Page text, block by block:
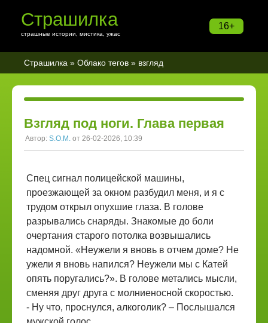
16+
Страшилка
страшные истории, мистика, ужас
Страшилка » Облако тегов » взгляд
Взгляд под ноги. Глава первая
Автор: S.O.M. от 26-02-2026, 10:39
Спец сигнал полицейской машины,
проезжающей за окном разбудил меня, и я с
трудом открыл опухшие глаза. В голове
разрывались снаряды. Знакомые до боли
очертания старого потолка возвышались
надомной. «Неужели я вновь в отчем доме? Не
ужели я вновь напился? Неужели мы с Катей
опять поругались?». В голове метались мысли,
сменяя друг друга с молниеносной скоростью.
- Ну что, проснулся, алкоголик? – Послышался